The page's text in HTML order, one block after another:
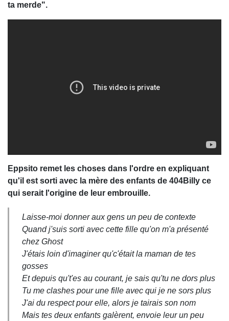
ta merde".
Eppsito remet les choses dans l'ordre en expliquant
qu'il est sorti avec la mère des enfants de 404Billy ce
qui serait l'origine de leur embrouille.
Laisse-moi donner aux gens un peu de contexte
Quand j'suis sorti avec cette fille qu'on m'a présenté
chez Ghost
J'étais loin d'imaginer qu'c'était la maman de tes
gosses
Et depuis qu't'es au courant, je sais qu'tu ne dors plus
Tu me clashes pour une fille avec qui je ne sors plus
J'ai du respect pour elle, alors je tairais son nom
Mais tes deux enfants galèrent, envoie leur un peu